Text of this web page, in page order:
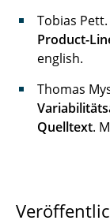
Tobias Pett.
Product-
english.
Thomas
Quelltext.